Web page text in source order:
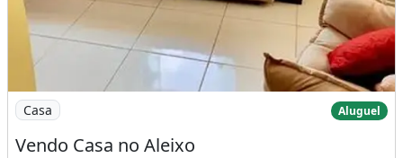
Imagem: Vendo Casa no Aleixo
Casa Aluguel
Vendo Casa no Aleixo